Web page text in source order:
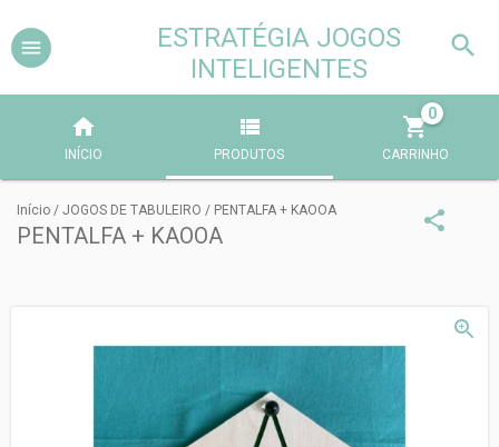
ESTRATÉGIA JOGOS
INTELIGENTES
INÍCIO PRODUTOS CARRINHO
0
Início / JOGOS DE TABULEIRO / PENTALFA + KAOOA
PENTALFA + KAOOA